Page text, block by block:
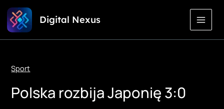
Przejdź
do
treści
Digital Nexus
Sport
Polska rozbija Japonię 3:0